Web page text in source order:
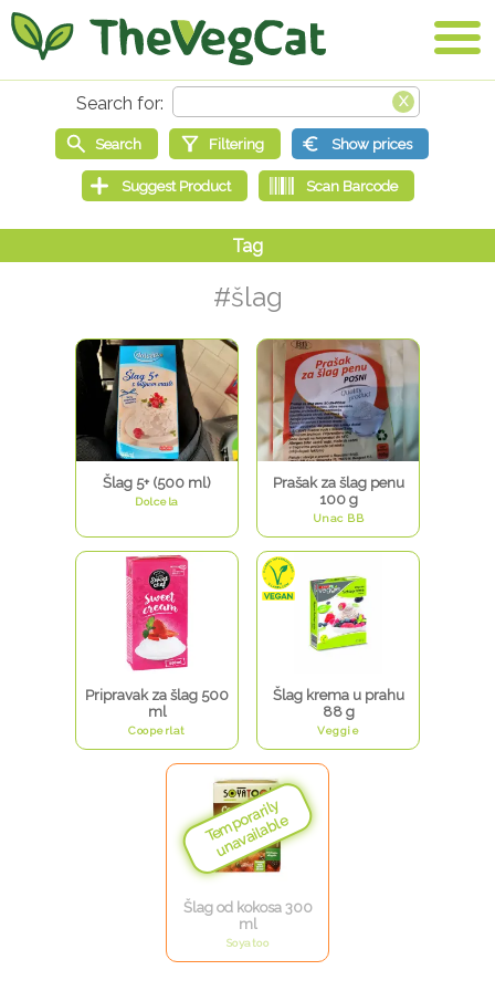
#šlag
Šlag 5+ (500 ml)
Dolcela
Prašak za šlag penu
100 g
Unac BB
Pripravak za šlag 500
ml
Cooperlat
Šlag krema u prahu
88 g
Veggie
Šlag od kokosa 300
ml
Soyatoo